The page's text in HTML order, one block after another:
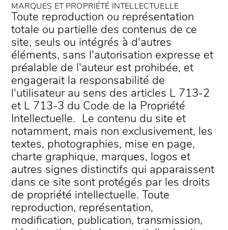
MARQUES ET PROPRIÉTÉ INTELLECTUELLE
Toute reproduction ou représentation
totale ou partielle des contenus de ce
site, seuls ou intégrés à d'autres
éléments, sans l'autorisation expresse et
préalable de l'auteur est prohibée, et
engagerait la responsabilité de
l'utilisateur au sens des articles L 713-2
et L 713-3 du Code de la Propriété
Intellectuelle. Le contenu du site et
notamment, mais non exclusivement, les
textes, photographies, mise en page,
charte graphique, marques, logos et
autres signes distinctifs qui apparaissent
dans ce site sont protégés par les droits
de propriété intellectuelle. Toute
reproduction, représentation,
modification, publication, transmission,